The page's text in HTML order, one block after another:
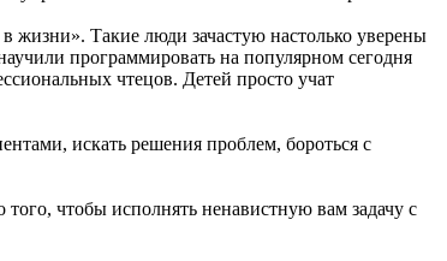
жизни». Такие люди зачастую настолько уверены
программировать на популярном сегодня
чтецов. Детей просто учат
искать решения проблем, бороться с
чтобы исполнять ненавистную вам задачу с